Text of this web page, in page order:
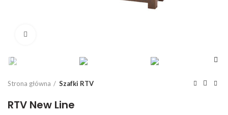
Strona główna Szafki RTV
RTV New Line